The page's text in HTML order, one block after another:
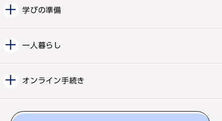
学びの準備
一人暮らし
オンライン手続き